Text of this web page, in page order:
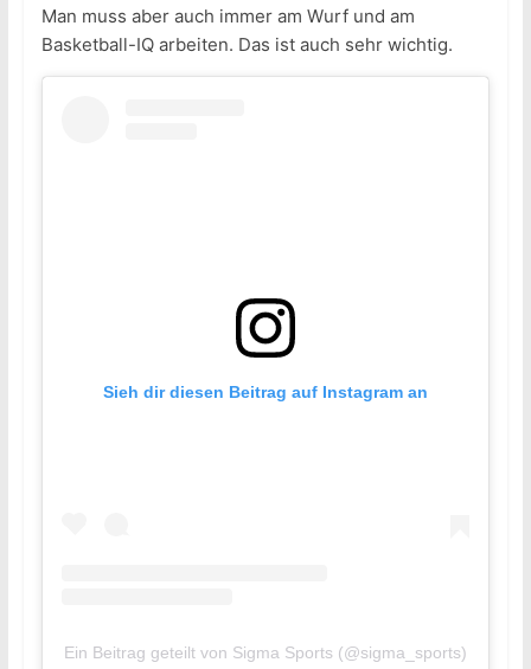
Man muss aber auch immer am Wurf und am
Basketball-IQ arbeiten. Das ist auch sehr wichtig.
Sieh dir diesen Beitrag auf Instagram an
Ein Beitrag geteilt von Sigma Sports (@sigma_sports)